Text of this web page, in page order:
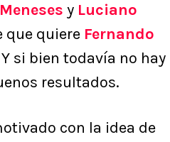
y Luciano
que quiere Fernando
si bien todavía no hay
resultados.
con la idea de